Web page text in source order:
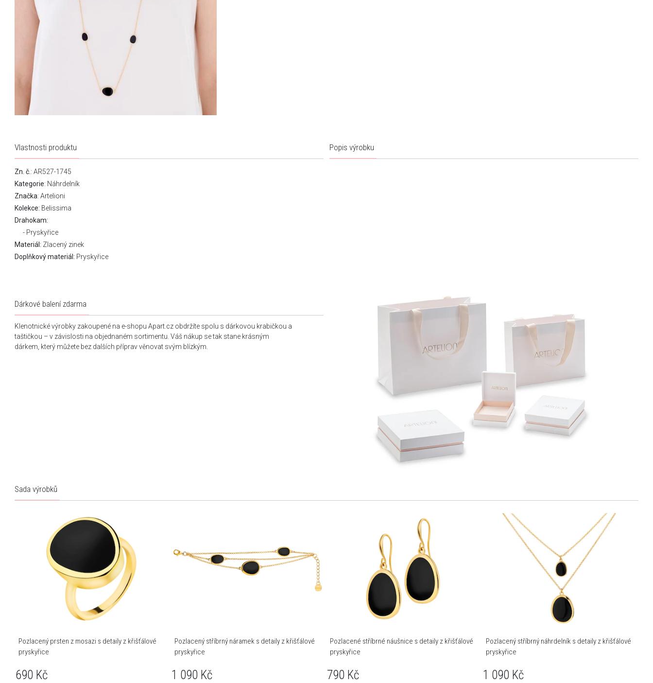
Vlastnosti produktu
Zn. č. : AR527-1745
Kategorie: Náhrdelník
Značka: Artelioni
Kolekce: Belissima
Drahokam:
Pryskyřice
Materiál: Zlacený zinek
Doplňkový materiál: Pryskyřice
Popis výrobku
Dárkové balení zdarma
Klenotnické výrobky zakoupené na e-shopu Apart.cz obdržíte spolu s dárkovou krabičkou a
taštičkou – v závislosti na objednaném sortimentu. Váš nákup se tak stane krásným
dárkem, který můžete bez dalších příprav věnovat svým blízkým.
Sada výrobků
Pozlacený prsten z mosazi s detaily z křišťálové
pryskyřice
690 Kč
Pozlacený stříbrný náramek s detaily z křišťálové
pryskyřice
1 090 Kč
Pozlacené stříbrné náušnice s detaily z křišťálové
pryskyřice
790 Kč
Pozlacený stříbrný náhrdelník s detaily z křišťálové
pryskyřice
1 090 Kč